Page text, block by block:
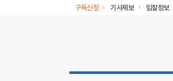
구독신청 기사제보 입찰정보